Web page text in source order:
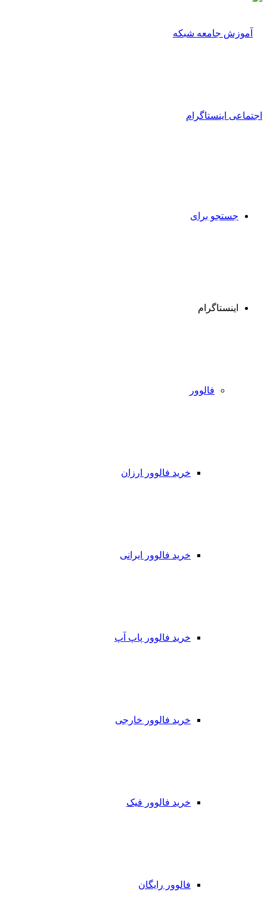
جستجو برای
اینستاگرام
فالوور
خرید فالوور ارزان
خرید فالوور ایرانی
خرید فالوور پاپ آپ
خرید فالوور خارجی
خرید فالوور فیک
فالوور رایگان